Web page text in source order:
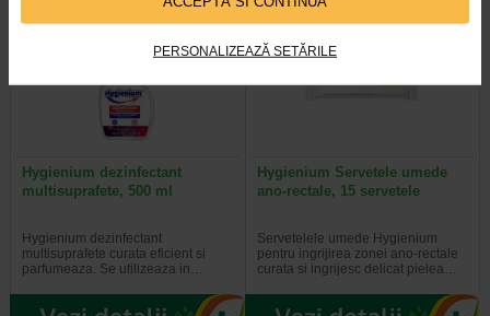
PERSONALIZEAZĂ SETĂRILE
Hygienium dezinfectant
multisuprafete, 500 ml
Hygienium dezinfectant
multisuprafete curata eficient si
parfumeaza. Se utilizeaza in…
Hygienium Servetele umede
ano-rectale, 15 servetele
Servetelele umede Hygienium
pentru ingrijirea zonei ano-rectale
curata si ingrijesc delicat pielea…